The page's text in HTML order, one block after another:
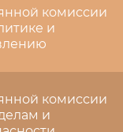
комиссии
и
комиссии
и